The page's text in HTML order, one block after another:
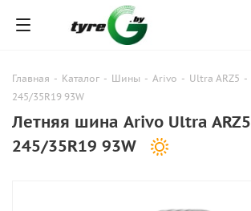
Главная - Каталог - Шины - Arivo - Ultra ARZ5 -
245/35R19 93W
Летняя шина Arivo Ultra ARZ5
245/35R19 93W